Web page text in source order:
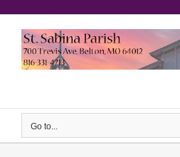
contenido
Go to...